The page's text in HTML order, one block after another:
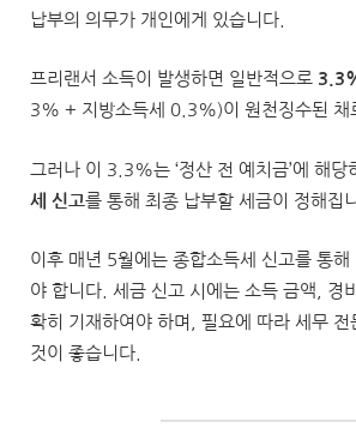
납부의 의무가 개인에게 있습니다.
프리랜서 소득이 발생하면 일반적으로
3% + 지방소득세 0.3%)이 원천징수된 채
그러나 이 3.3%는 ‘정산 전 예치금’에 해당
세 신고를 통해 최종 납부할 세금이 정해집
이후 매년 5월에는 종합소득세 신고를 통해
야 합니다. 세금 신고 시에는 소득 금액, 경
확히 기재하여야 하며, 필요에 따라 세무 전
것이 좋습니다.